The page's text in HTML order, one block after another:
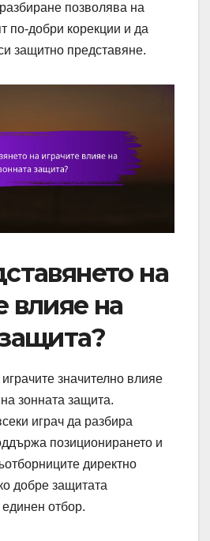
позволява на
по-добри корекции и да
защитно представяне.
на
влияе на
значително влияе
зонната защита.
играч да разбира
позиционирането и
директно
добре защитата
отбор.